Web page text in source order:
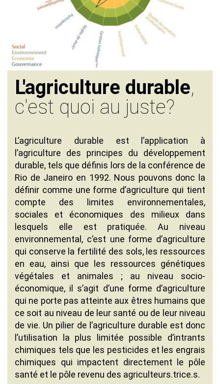
L'agriculture durable,
c'est quoi au juste?
L’agriculture durable est l’application à
l’agriculture des principes du développement
durable, tels que définis lors de la conférence de
Rio de Janeiro en 1992. Nous pouvons donc la
définir comme une forme d’agriculture qui tient
compte des limites environnementales,
sociales et économiques des milieux dans
lesquels elle est pratiquée. Au niveau
environnemental, c’est une forme d’agriculture
qui conserve la fertilité des sols, les ressources
en eau, ainsi que les ressources génétiques
végétales et animales ; au niveau socio-
économique, il s’agit d’une forme d’agriculture
qui ne porte pas atteinte aux êtres humains que
ce soit au niveau de leur santé ou de leur niveau
de vie. Un pilier de l’agriculture durable est donc
l’utilisation la plus limitée possible d’intrants
chimiques tels que les pesticides et les engrais
chimiques qui impactent directement le pôle
santé et le pôle revenu des agriculteurs.trice.s.